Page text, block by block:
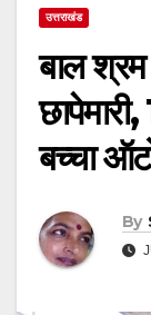
उत्तराखंड
बाल
बच्चा
By